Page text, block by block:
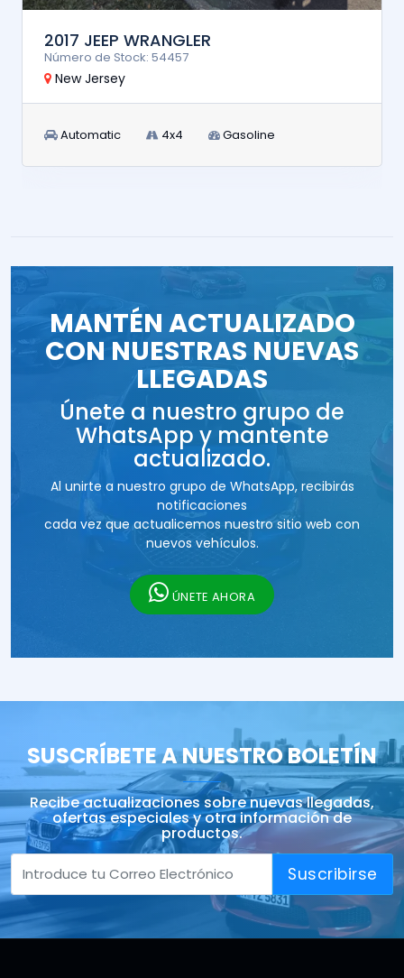
2017 JEEP WRANGLER
Número de Stock: 54457
New Jersey
Automatic 4x4 Gasoline
MANTÉN ACTUALIZADO
CON NUESTRAS NUEVAS
LLEGADAS
Únete a nuestro grupo de
WhatsApp y mantente
actualizado.
Al unirte a nuestro grupo de WhatsApp, recibirás
notificaciones
cada vez que actualicemos nuestro sitio web con
nuevos vehículos.
ÚNETE AHORA
SUSCRÍBETE A NUESTRO BOLETÍN
Recibe actualizaciones sobre nuevas llegadas,
ofertas especiales y otra información de
productos.
Suscribirse